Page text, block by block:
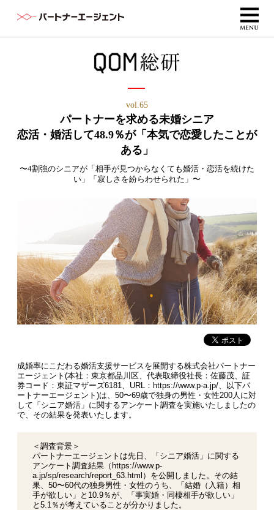
vol.65
パートナーを求める未婚シニア
恋活・婚活して48.9％が「本気で恋愛したことが
ある」
〜4割強のシニアが「相手が見つからなくても婚活・恋活を続けた
い」「寂しさを紛らわせられた」〜
成婚率にこだわる婚活支援サービスを展開する株式会社パートナー
エージェント(本社：東京都品川区、代表取締役社長：佐藤茂、証
券コード：東証マザーズ6181、URL：https://www.p-a.jp/、以下パ
ートナーエージェント)は、50〜69歳で独身の男性・女性200人に対
して「シニア婚活」に関するアンケート調査を実施いたしましたの
で、その結果を発表いたします。
＜調査背景＞
パートナーエージェントは先日、「シニア婚活」に関する
アンケート調査結果（https://www.p-
a.jp/sp/research/report_63.html ）を公開しました。その結
果、50〜60代の独身男性・女性のうち、「結婚（入籍）相
手が欲しい」と10.9％が、「事実婚・同棲相手が欲しい」
と5.1％が考えていることが分かりました。